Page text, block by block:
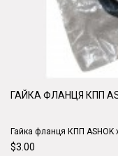
ГАЙКА ФЛАНЦЯ КПП
Гайка фланця КПП ASHOK
$3.00